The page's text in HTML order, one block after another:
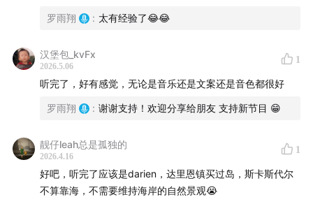
⏳时间轴
罗雨翔 : 太有经验了😂😂
汉堡包_kvFx
2026.5.06
1
听完了，好有感觉，无论是音乐还是文案还是音色都很好
罗雨翔 : 谢谢支持！欢迎分享给朋友 支持新节目 😁
靓仔leah总是孤独的
2026.4.16
1
好吧，听完了应该是darien，达里恩镇买过岛，斯卡斯代尔
不算靠海，不需要维持海岸的自然景观😭